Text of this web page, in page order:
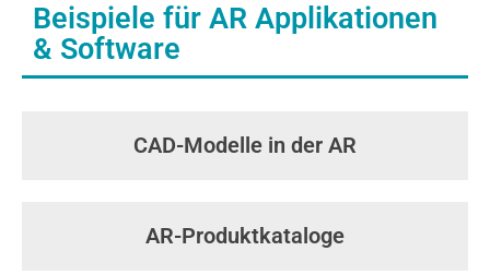
Beispiele für AR Applikationen
& Software
CAD-Modelle in der AR
AR-Produktkataloge